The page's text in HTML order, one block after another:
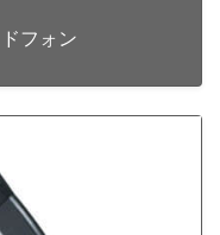
フォン